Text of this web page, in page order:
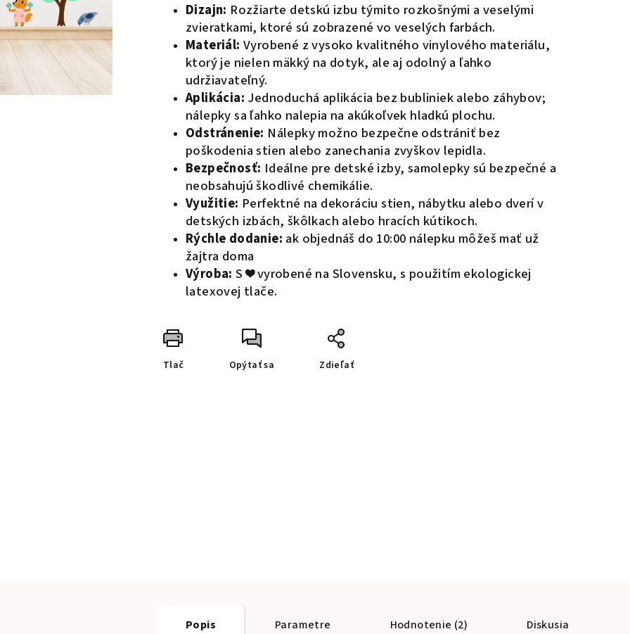
Dizajn: Rozžiarte detskú izbu týmito rozkošnými a veselými
zvieratkami, ktoré sú zobrazené vo veselých farbách.
Materiál: Vyrobené z vysoko kvalitného vinylového materiálu,
ktorý je nielen mäkký na dotyk, ale aj odolný a ľahko
udržiavateľný.
Aplikácia: Jednoduchá aplikácia bez bubliniek alebo záhybov;
nálepky sa ľahko nalepia na akúkoľvek hladkú plochu.
Odstránenie: Nálepky možno bezpečne odstrániť bez
poškodenia stien alebo zanechania zvyškov lepidla.
Bezpečnosť: Ideálne pre detské izby, samolepky sú bezpečné a
neobsahujú škodlivé chemikálie.
Využitie: Perfektné na dekoráciu stien, nábytku alebo dverí v
detských izbách, škôlkach alebo hracích kútikoch.
Rýchle dodanie: ak objednáš do 10:00 nálepku môžeš mať už
žajtra doma
Výroba: S ❤️ vyrobené na Slovensku, s použitím ekologickej
latexovej tlače.
Tlač Opýtať sa Zdieľať
Popis Parametre Hodnotenie (2) Diskusia